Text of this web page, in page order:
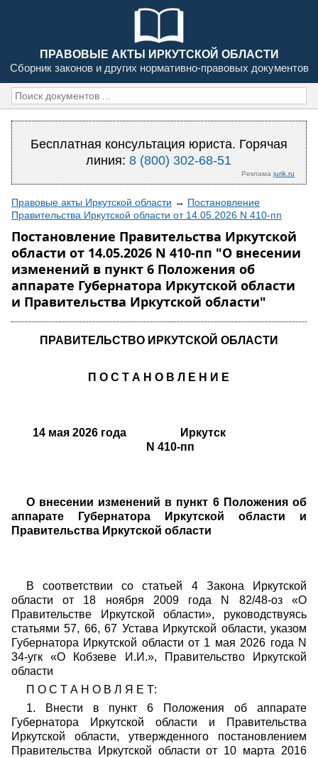
ПРАВОВЫЕ АКТЫ ИРКУТСКОЙ ОБЛАСТИ
Сборник законов и других нормативно-правовых документов
Бесплатная консультация юриста. Горячая
линия:8 (800) 302-68-51
Реклама jurik.ru
Правовые акты Иркутской области → Постановление
Правительства Иркутской области от 14.05.2026 N 410-пп
Постановление Правительства Иркутской
области от 14.05.2026 N 410-пп "О внесении
изменений в пункт 6 Положения об
аппарате Губернатора Иркутской области
и Правительства Иркутской области"
ПРАВИТЕЛЬСТВО ИРКУТСКОЙ ОБЛАСТИ
П О С Т А Н О В Л Е Н И Е
14 мая 2026 года Иркутск
N 410-пп
О внесении изменений в пункт 6 Положения об
аппарате Губернатора Иркутской области и
Правительства Иркутской области
В соответствии со статьей 4 Закона Иркутской
области от 18 ноября 2009 года N 82/48-оз «О
Правительстве Иркутской области», руководствуясь
статьями 57, 66, 67 Устава Иркутской области, указом
Губернатора Иркутской области от 1 мая 2026 года N
34-угк «О Кобзеве И.И.», Правительство Иркутской
области
П О С Т А Н О В Л Я Е Т:
1. Внести в пункт 6 Положения об аппарате
Губернатора Иркутской области и Правительства
Иркутской области, утвержденного постановлением
Правительства Иркутской области от 10 марта 2016